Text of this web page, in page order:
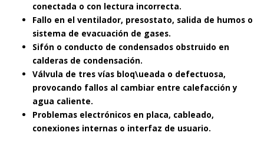
conectada o con lectura incorrecta.
Fallo en el ventilador, presostato, salida de humos o
sistema de evacuación de gases.
Sifón o conducto de condensados obstruido en
calderas de condensación.
Válvula de tres vías bloq\ueada o defectuosa,
provocando fallos al cambiar entre calefacción y
agua caliente.
Problemas electrónicos en placa, cableado,
conexiones internas o interfaz de usuario.